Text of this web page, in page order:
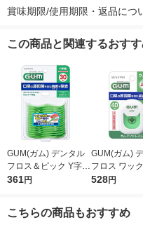
賞味期限/使用期限・返品につ
この商品と関連するおす
GUM(ガム) デンタル
フロス＆ピック Y字型
糸付きようじ 歯間ケ
361円
GUM(ガム)
フロス ワッ
サンスター
528円
こちらの商品もおすすめ